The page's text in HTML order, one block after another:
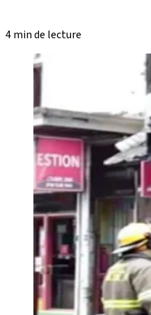
4 min de lecture